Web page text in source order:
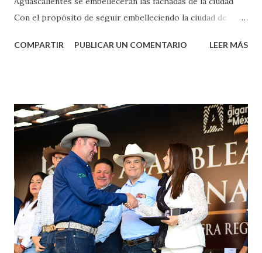
Con el propósito de seguir embelleciendo la ciudad de
municipal, Leo Montañez dio inicio al programa
Corazón Urbano y el Municipio capital. Leo Montañez
informó que en este programa se usarán cerca de 90 mil
metros cuadrados de pintura, para dar inicio en la calle
Nieto, entre Jesús F. Elizondo y la calle 22 de Octubre, con
lo que se aplicará pintura en 66 casas. Posteriormente se
llevará este programa a Villas de Nuestra Señora de la
Asunción, Avenida Alameda y Decreto 27 de Septiembre, en
los edificios FOVISSSTE Ojo de Agua, en la comunidad
Norias de Paso Hondo y en los edificios de...
COMPARTIR PUBLICAR UN COMENTARIO LEER MÁS